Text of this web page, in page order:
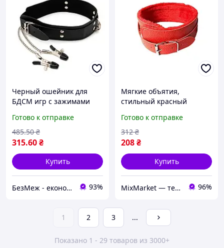
Черный ошейник для
БДСМ игр с зажимами
из качественной экокожи
для интима
Готово к отправке
315.60₴
485.50 ₴
Купить
БезМеж - економія поруч! 93%
Мягкие объятия,
стильный красный
Готово к отправке
208₴
312 ₴
Купить
MixMarket — территория низких цен!💝🎁 96%
1 2 3 ...
Показано 1 - 29 товаров из 3000+